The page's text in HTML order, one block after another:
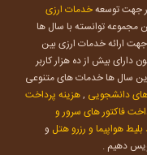
خدمات ارزی
مجموعه توانسته با سال ها
ارائه خدمات ارزی بین
دارای بیش از ده هزار کاربر
این سال ها خدمات های متنوعی
دانشجویی ,هزینه پرداخت
فاکتور های سرور و
هواپیما و رزرو هتل و
دهیم .